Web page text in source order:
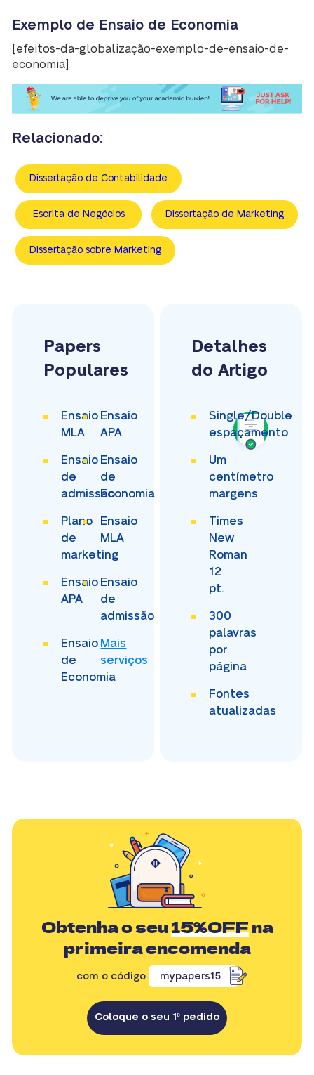
Exemplo de Ensaio de Economia
[efeitos-da-globalização-exemplo-de-ensaio-de-
economia]
Relacionado:
Dissertação de Contabilidade
Escrita de Negócios Dissertação de Marketing
Dissertação sobre Marketing
Papers
Populares
Ensaio
MLA
Ensaio
APA
Ensaio
de
admissão
Ensaio
de
Economia
Plano
de
marketing
Ensaio
MLA
Ensaio
APA
Ensaio
de
admissão
Ensaio
de
Economia
Mais
serviços
Detalhes
do Artigo
Single/Double
espaçamento
Um
centímetro
margens
Times
New
Roman
12
pt.
300
palavras
por
página
Fontes
atualizadas
Obtenha o seu15%OFFna
primeira encomenda
com o código mypapers15
Coloque o seu 1º pedido